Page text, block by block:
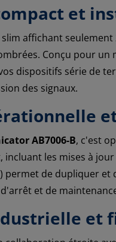
et
affichant
Conçu pour un
dispositifs série de
des signaux.
AB7006-B, c'est
incluant les mises à
permet de dupliquer
et de
et